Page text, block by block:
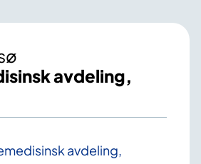
avdeling,
avdeling,